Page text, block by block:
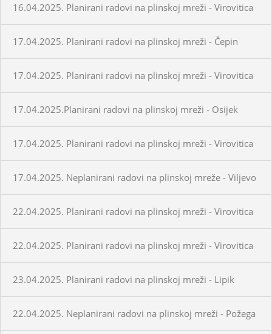
16.04.2025. Planirani radovi na plinskoj mreži - Virovitica
17.04.2025. Planirani radovi na plinskoj mreži - Čepin
17.04.2025. Planirani radovi na plinskoj mreži - Virovitica
17.04.2025.Planirani radovi na plinskoj mreži - Osijek
17.04.2025. Planirani radovi na plinskoj mreži - Virovitica
17.04.2025. Neplanirani radovi na plinskoj mreže - Viljevo
22.04.2025. Planirani radovi na plinskoj mreži - Virovitica
22.04.2025. Planirani radovi na plinskoj mreži - Virovitica
23.04.2025. Planirani radovi na plinskoj mreži - Lipik
22.04.2025. Neplanirani radovi na plinskoj mreži - Požega